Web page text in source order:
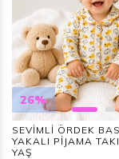
26%
SEVİMLİ ÖRDEK
YAKALI PİJAMA
YAŞ